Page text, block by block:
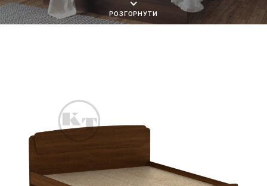
РОЗГОРНУТИ